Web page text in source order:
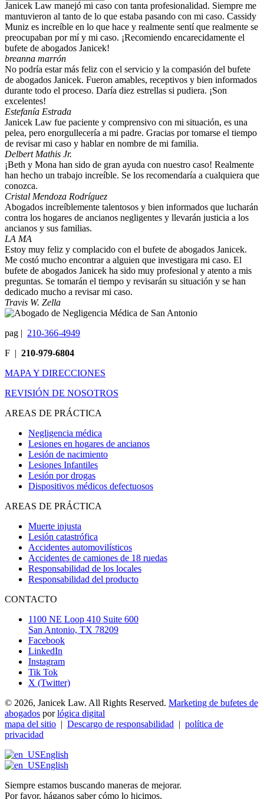
Janicek Law manejó mi caso con tanta profesionalidad. Siempre me
mantuvieron al tanto de lo que estaba pasando con mi caso. Cassidy
Muniz es increíble en lo que hace y realmente sentí que realmente se
preocupaban por mí y mi caso. ¡Recomiendo encarecidamente el
bufete de abogados Janicek!
breanna marrón
No podría estar más feliz con el servicio y la compasión del bufete
de abogados Janicek. Fueron amables, receptivos y bien informados
durante todo el proceso. Daría diez estrellas si pudiera. ¡Son
excelentes!
Estefanía Estrada
Janicek Law fue paciente y comprensivo con mi situación, es una
pelea, pero enorgullecería a mi padre. Gracias por tomarse el tiempo
de revisar mi caso y hablar en nombre de mi familia.
Delbert Mathis Jr.
¡Beth y Mona han sido de gran ayuda con nuestro caso! Realmente
han hecho un trabajo increíble. Se los recomendaría a cualquiera que
conozca.
Cristal Mendoza Rodríguez
Abogados increíblemente talentosos y bien informados que lucharán
contra los hogares de ancianos negligentes y llevarán justicia a los
ancianos y sus familias.
LA MA
Estoy muy feliz y complacido con el bufete de abogados Janicek.
Me costó mucho encontrar a alguien que investigara mi caso. El
bufete de abogados Janicek ha sido muy profesional y atento a mis
preguntas. Se tomarán el tiempo y revisarán su situación y se han
dedicado mucho a revisar mi caso.
Travis W. Zella
pag | 210-366-4949
F | 210-979-6804
MAPA Y DIRECCIONES
REVISIÓN DE NOSOTROS
AREAS DE PRÁCTICA
Negligencia médica
Lesiones en hogares de ancianos
Lesión de nacimiento
Lesiones Infantiles
Lesión por drogas
Dispositivos médicos defectuosos
AREAS DE PRÁCTICA
Muerte injusta
Lesión catastrófica
Accidentes automovilísticos
Accidentes de camiones de 18 ruedas
Responsabilidad de los locales
Responsabilidad del producto
CONTACTO
1100 NE Loop 410 Suite 600
San Antonio, TX 78209
Facebook
LinkedIn
Instagram
Tik Tok
X (Twitter)
© 2026, Janicek Law. All Rights Reserved. Marketing de bufetes de
abogados porlógica digital
mapa del sitio | Descargo de responsabilidad | política de
privacidad
English
English
Siempre estamos buscando maneras de mejorar.
Por favor, háganos saber cómo lo hicimos.